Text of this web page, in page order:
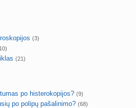
(3)
(21)
po histerokopijos? (9)
po polipų pašalinimo? (68)